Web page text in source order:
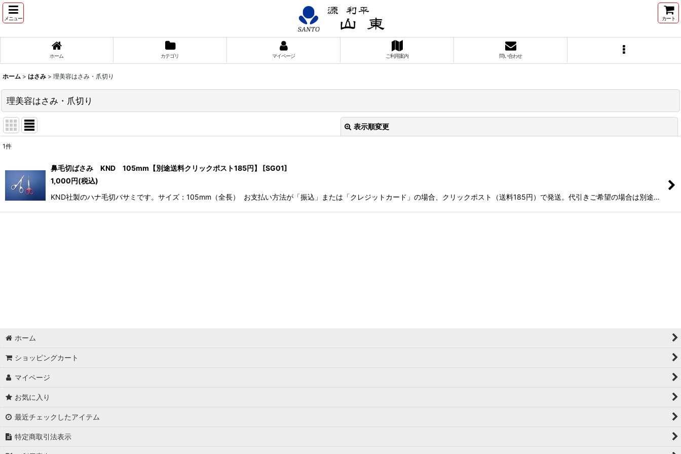
メニュー カート
ホーム カテゴリ マイページ ご利用案内 問い合わせ
ホーム > はさみ > 理美容はさみ・爪切り
理美容はさみ・爪切り
表示順変更
並び順
絞り込む
1件
鼻毛切ばさみ KND 105mm【別途送料クリックポスト185円】 [SG01]
1,000円(税込)
KND社製のハナ毛切バサミです。サイズ：105mm（全長） お支払い方法が「振込」または「クレジットカード」の場合、クリックポスト（送料185円）で発送。代引きご希望の場合は別途…
ホーム
ショッピングカート
マイページ
お気に入り
最近チェックしたアイテム
特定商取引法表示